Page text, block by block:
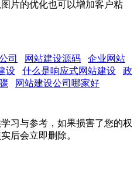
片的优化也可以增加客户粘
司 网站建设源码
企业网站
设 什么是响应式网站建设
政
网站建设公司哪家好
习与参考，如果损害了您的权
后会立即删除。